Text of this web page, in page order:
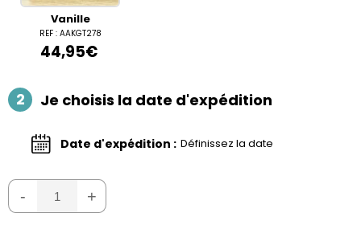
Vanille
REF : AAKGT278
44,95€
2 Je choisis la date d'expédition
Date d'expédition : Définissez la date
- +